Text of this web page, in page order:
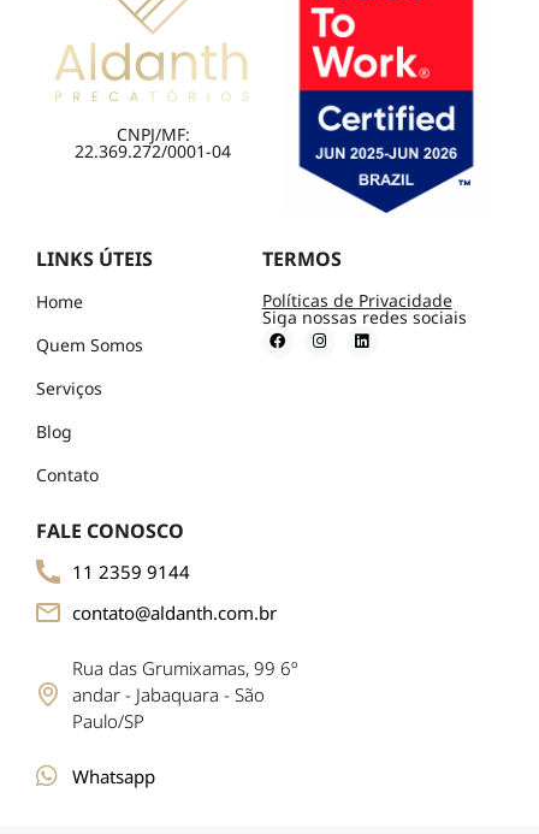
CNPJ/MF:
22.369.272/0001-04
LINKS ÚTEIS
Home
Quem Somos
Serviços
Blog
Contato
TERMOS
Políticas de Privacidade
Siga nossas redes sociais
FALE CONOSCO
11 2359 9144
contato@aldanth.com.br
Rua das Grumixamas, 99 6º
andar - Jabaquara - São
Paulo/SP
Whatsapp